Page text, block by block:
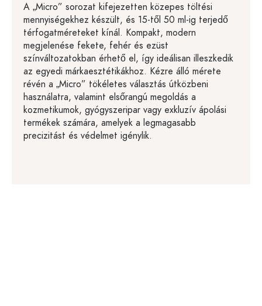
A „Micro” sorozat kifejezetten közepes töltési
mennyiségekhez készült, és 15-től 50 ml-ig terjedő
térfogatméreteket kínál. Kompakt, modern
megjelenése fekete, fehér és ezüst
színváltozatokban érhető el, így ideálisan illeszkedik
az egyedi márkaesztétikákhoz. Kézre álló mérete
révén a „Micro” tökéletes választás útközbeni
használatra, valamint elsőrangú megoldás a
kozmetikumok, gyógyszeripar vagy exkluzív ápolási
termékek számára, amelyek a legmagasabb
precizitást és védelmet igénylik.